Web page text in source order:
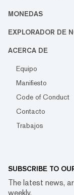
MONEDAS
EXPLORADOR DE
ACERCA DE
Equipo
Manifiesto
Code of Conduct
Contacto
Trabajos
SUBSCRIBE TO
The latest news,
weekly.